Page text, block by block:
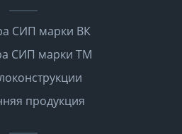
СИП марки ВК
СИП марки ТМ
продукция